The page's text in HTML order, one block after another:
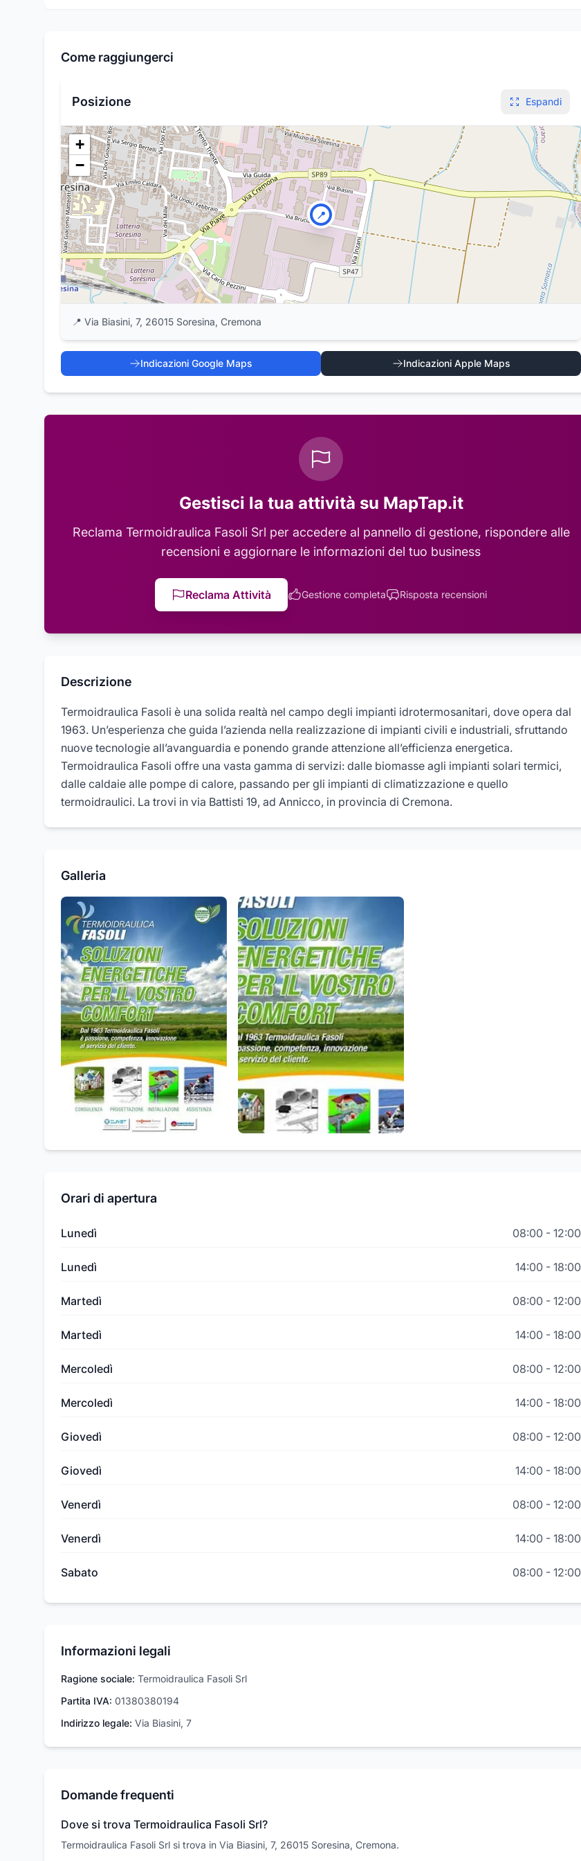
Come raggiungerci
Posizione Espandi
📍
+
−
📍 Via Biasini, 7, 26015 Soresina, Cremona
Indicazioni Google Maps Indicazioni Apple Maps
Gestisci la tua attività su MapTap.it
Reclama Termoidraulica Fasoli Srl per accedere al pannello di gestione, rispondere alle
recensioni e aggiornare le informazioni del tuo business
Reclama Attività Gestione completa Risposta recensioni
Descrizione
Termoidraulica Fasoli è una solida realtà nel campo degli impianti idrotermosanitari, dove opera dal
1963. Un’esperienza che guida l’azienda nella realizzazione di impianti civili e industriali, sfruttando
nuove tecnologie all’avanguardia e ponendo grande attenzione all’efficienza energetica.
Termoidraulica Fasoli offre una vasta gamma di servizi: dalle biomasse agli impianti solari termici,
dalle caldaie alle pompe di calore, passando per gli impianti di climatizzazione e quello
termoidraulici. La trovi in via Battisti 19, ad Annicco, in provincia di Cremona.
Galleria
Orari di apertura
Lunedì 08:00 - 12:00
Lunedì 14:00 - 18:00
Martedì 08:00 - 12:00
Martedì 14:00 - 18:00
Mercoledì 08:00 - 12:00
Mercoledì 14:00 - 18:00
Giovedì 08:00 - 12:00
Giovedì 14:00 - 18:00
Venerdì 08:00 - 12:00
Venerdì 14:00 - 18:00
Sabato 08:00 - 12:00
Informazioni legali
Ragione sociale: Termoidraulica Fasoli Srl
Partita IVA: 01380380194
Indirizzo legale: Via Biasini, 7
Domande frequenti
Dove si trova Termoidraulica Fasoli Srl?
Termoidraulica Fasoli Srl si trova in Via Biasini, 7, 26015 Soresina, Cremona.